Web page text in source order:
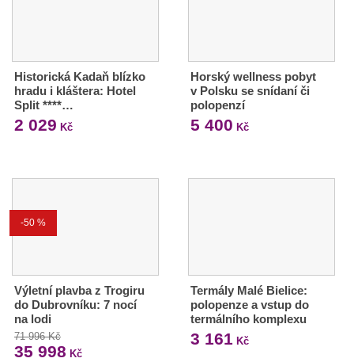
Historická Kadaň blízko
hradu i kláštera: Hotel
Split ****…
2 029 Kč
Horský wellness pobyt
v Polsku se snídaní či
polopenzí
5 400 Kč
-50 %
Výletní plavba z Trogiru
do Dubrovníku: 7 nocí
na lodi
71 996 Kč
35 998 Kč
Termály Malé Bielice:
polopenze a vstup do
termálního komplexu
3 161 Kč